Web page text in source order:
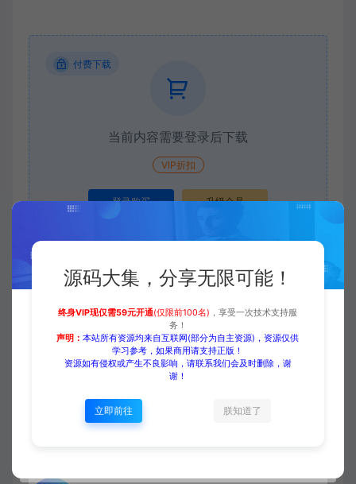
付费下载
当前内容需要登录后下载
VIP折扣
登录购买 升级会员
收藏 (0) 打赏 点赞 (0
源码大集 HTML模板
多语言外贸网站源码 – 带自动翻
源码大集，分享无限可能！
终身VIP现仅需59元开通(仅限前100名) ，享受一次技术支持服
务！
声明：本站所有资源均来自互联网(部分为自主资源)，资源仅供
学习参考，如果商用请支持正版！
资源如有侵权或产生不良影响，请联系我们会及时删除，谢
谢！
立即前往 朕知道了